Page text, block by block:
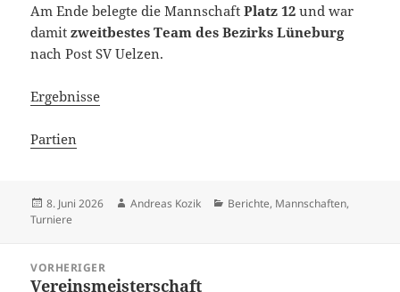
Am Ende belegte die MannschaftPlatz 12 und war
damit zweitbestes Team des Bezirks Lüneburg
nach Post SV Uelzen.
Ergebnisse
Partien
Veröffentlicht
am
8. Juni 2026 Autor
Andreas Kozik Kategorien
Berichte, Mannschaften,
Turniere
VORHERIGER
Vorheriger
Vereinsmeisterschaft